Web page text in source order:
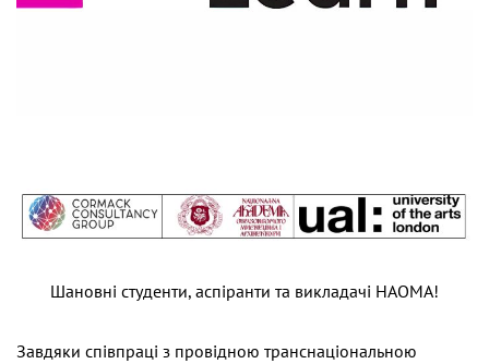
Шановні студенти, аспіранти та викладачі НАОМА!
Завдяки співпраці з провідною транснаціональною